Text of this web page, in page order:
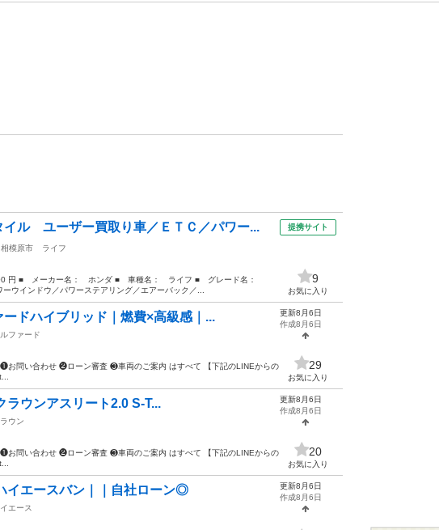
ル ユーザー買取り車／ＥＴＣ／パワー...
相模原市
ライフ
円 ■ メーカー名： ホンダ ■ 車種名： ライフ ■ グレード名：
インドウ／パワーステアリング／エアーバック／...
提携サイト
9
お気に入り
ードハイブリッド｜燃費×高級感｜...
ファード
お問い合わせ ❷ローン審査 ❸車両のご案内 はすべて 【下記のLINEからの
更新8月6日
作成8月6日
29
お気に入り
ラウンアスリート2.0 S-T...
ウン
お問い合わせ ❷ローン審査 ❸車両のご案内 はすべて 【下記のLINEからの
更新8月6日
作成8月6日
20
お気に入り
イエースバン｜｜自社ローン◎
エース
更新8月6日
作成8月6日